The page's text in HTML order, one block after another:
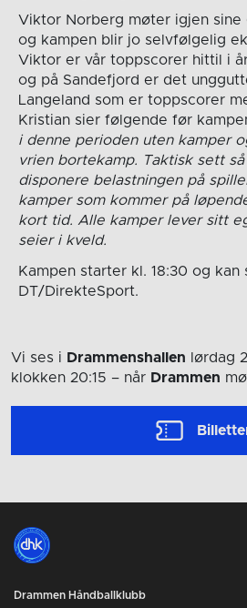
Viktor Norberg møter igjen sine
og kampen blir jo selvfølgelig
Viktor er vår toppscorer hittil i
og på Sandefjord er det
Langeland som er toppscorer
Kristian sier følgende før
i denne perioden uten kamper
vrien bortekamp. Taktisk sett
disponere belastningen på
kamper som kommer på
kort tid. Alle kamper lever sitt
seier i kveld.
Kampen starter kl. 18:30 og kan
DT/DirekteSport.
Vi ses i Drammenshallen lørdag
klokken 20:15 – når Drammen
Drammen Håndballklubb